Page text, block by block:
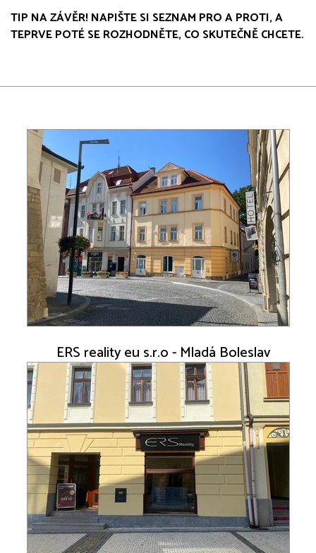
TIP NA ZÁVĚR! NAPIŠTE SI SEZNAM PRO A PROTI, A
TEPRVE POTÉ SE ROZHODNĚTE, CO SKUTEČNĚ CHCETE.
ERS reality eu s.r.o - Mladá Boleslav